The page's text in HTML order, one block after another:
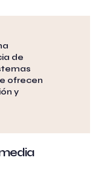
de
ofrecen
y